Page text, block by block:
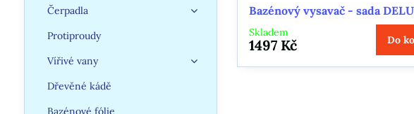
Bazénový vysavač - sada
Skladem
1497 Kč Do
Čerpadla
Protiproudy
Vířivé vany
Dřevěné kádě
Bazénové fólie